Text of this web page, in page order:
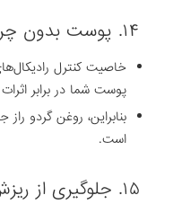
۱۴. پوست بدون چروک
خاصیت کنترل
پوست شما در برابر
بنابراین، روغن گردو
است.
۱۵. جلوگیری از ریزش مو